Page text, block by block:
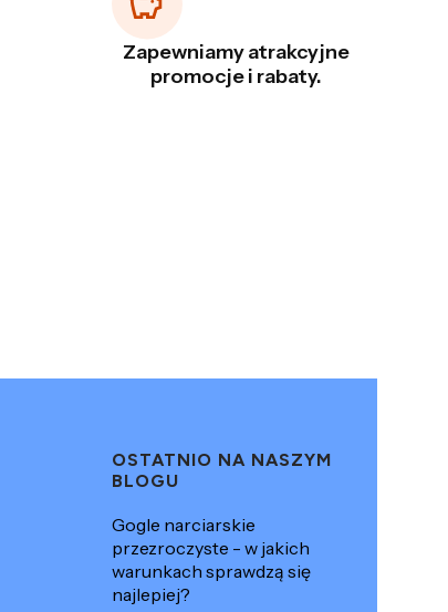
Zapewniamy atrakcyjne
promocje i rabaty.
OSTATNIO NA NASZYM
BLOGU
Gogle narciarskie
przezroczyste - w jakich
warunkach sprawdzą się
najlepiej?